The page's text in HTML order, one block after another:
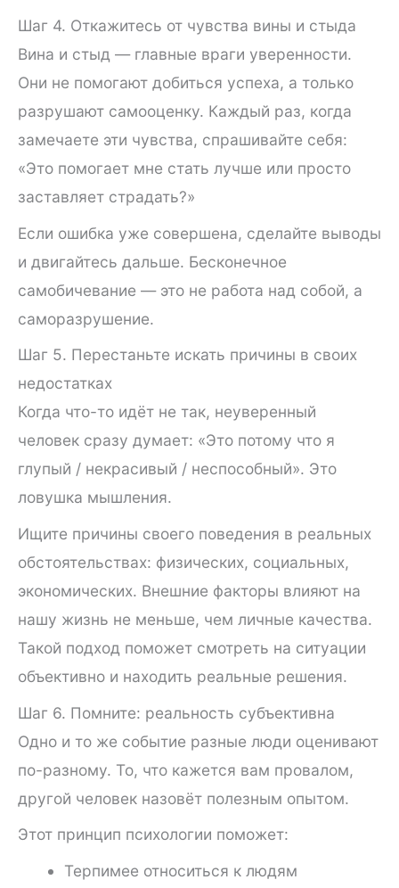
Шаг 4. Откажитесь от чувства вины и стыда
Вина и стыд — главные враги уверенности.
Они не помогают добиться успеха, а только
разрушают самооценку. Каждый раз, когда
замечаете эти чувства, спрашивайте себя:
«Это помогает мне стать лучше или просто
заставляет страдать?»
Если ошибка уже совершена, сделайте выводы
и двигайтесь дальше. Бесконечное
самобичевание — это не работа над собой, а
саморазрушение.
Шаг 5. Перестаньте искать причины в своих
недостатках
Когда что-то идёт не так, неуверенный
человек сразу думает: «Это потому что я
глупый / некрасивый / неспособный». Это
ловушка мышления.
Ищите причины своего поведения в реальных
обстоятельствах: физических, социальных,
экономических. Внешние факторы влияют на
нашу жизнь не меньше, чем личные качества.
Такой подход поможет смотреть на ситуации
объективно и находить реальные решения.
Шаг 6. Помните: реальность субъективна
Одно и то же событие разные люди оценивают
по-разному. То, что кажется вам провалом,
другой человек назовёт полезным опытом.
Этот принцип психологии поможет:
Терпимее относиться к людям